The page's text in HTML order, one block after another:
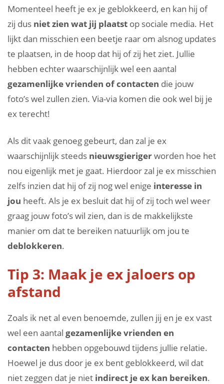
Momenteel heeft je ex je geblokkeerd, en kan hij of
zij dus niet zien wat jij plaatst op sociale media. Het
lijkt dan misschien een beetje raar om alsnog updates
te plaatsen, in de hoop dat hij of zij het ziet. Jullie
hebben echter waarschijnlijk wel een aantal
gezamenlijke vrienden of contacten die jouw
foto’s wel zullen zien. Via-via komen die ook wel bij je
ex terecht!
Als dit vaak genoeg gebeurt, dan zal je ex
waarschijnlijk steeds nieuwsgierigerworden hoe het
nou eigenlijk met je gaat. Hierdoor zal je ex misschien
zelfs inzien dat hij of zij nog wel enige interesse in
jou heeft. Als je ex besluit dat hij of zij toch wel weer
graag jouw foto’s wil zien, dan is de makkelijkste
manier om dat te bereiken natuurlijk om jou te
deblokkeren.
Tip 3: Maak je ex jaloers op
afstand
Zoals ik net al even benoemde, zullen jij en je ex vast
wel een aantal gezamenlijke vrienden en
contacten hebben opgebouwd tijdens jullie relatie.
Hoewel je dus door je ex bent geblokkeerd, wil dat
niet zeggen dat je niet indirect je ex kan bereiken.